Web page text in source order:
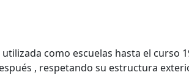
como escuelas hasta el curso
, respetando su estructura